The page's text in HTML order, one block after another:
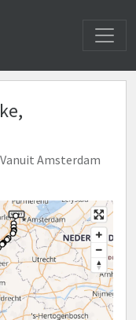
Amsterdam